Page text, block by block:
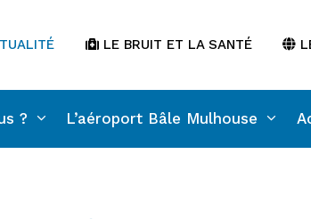
LE BRUIT ET LA SANTÉ
? L’aéroport Bâle Mulhouse